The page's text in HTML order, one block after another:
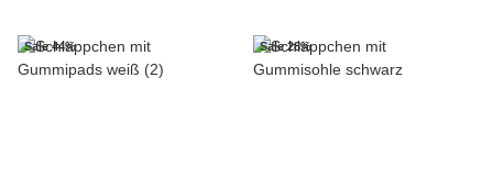
Sale 44% Sale 28%